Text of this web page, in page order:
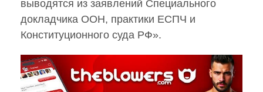
выводятся из заявлений Специального
докладчика ООН, практики ЕСПЧ и
Конституционного суда РФ».